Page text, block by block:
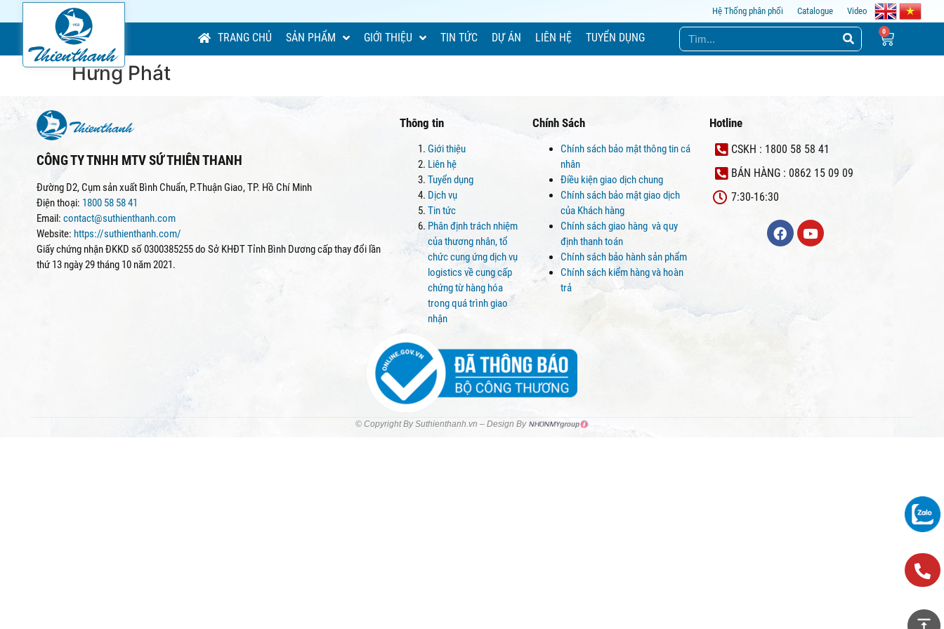
Hệ Thống phân phối Catalogue Video
TRANG CHỦ SẢN PHẨM GIỚI THIỆU TIN TỨC DỰ ÁN LIÊN HỆ TUYỂN DỤNG
Hưng Phát
CÔNG TY TNHH MTV SỨ THIÊN THANH
Đường D2, Cụm sản xuất Bình Chuẩn, P.Thuận Giao, TP. Hồ Chí Minh
Điện thoại: 1800 58 58 41
Email: contact@suthienthanh.com
Website: https://suthienthanh.com/
Giấy chứng nhận ĐKKD số 0300385255 do Sở KHĐT Tỉnh Bình Dương cấp thay đổi lần
thứ 13 ngày 29 tháng 10 năm 2021.
Thông tin
Giới thiệu
Liên hệ
Tuyển dụng
Dịch vụ
Tin tức
Phân định trách nhiệm
của thương nhân, tổ
chức cung ứng dịch vụ
logistics về cung cấp
chứng từ hàng hóa
trong quá trình giao
nhận
Chính Sách
Chính sách bảo mật thông tin cá
nhân
Điều kiện giao dịch chung
Chính sách bảo mật giao dịch
của Khách hàng
Chính sách giao hàng và quy
định thanh toán
Chính sách bảo hành sản phẩm
Chính sách kiểm hàng và hoàn
trả
Hotline
CSKH : 1800 58 58 41
BÁN HÀNG : 0862 15 09 09
7:30-16:30
© Copyright By Suthienthanh.vn – Design By